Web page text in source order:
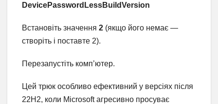
DevicePasswordLessBuildVersion
Встановіть значення 2 (якщо його немає —
створіть і поставте 2).
Перезапустіть комп’ютер.
Цей трюк особливо ефективний у версіях після
22H2, коли Microsoft агресивно просуває